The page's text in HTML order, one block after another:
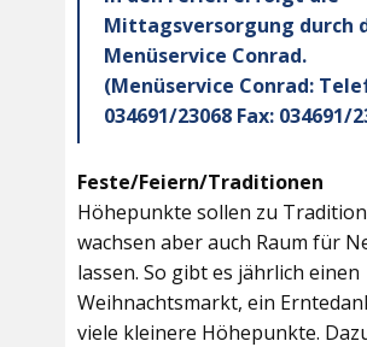
Mittagsversorgung durch
Menüservice Conrad.
(Menüservice Conrad:
034691/23068 Fax: 034691/
Feste/Feiern/Traditionen
Höhepunkte sollen zu
wachsen aber auch Raum für
lassen. So gibt es jährlich einen
Weihnachtsmarkt, ein
viele kleinere Höhepunkte.